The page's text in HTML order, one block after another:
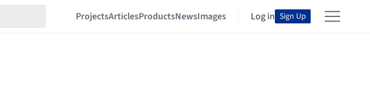
ProjectsArticlesProductsNewsImages Log in Sign Up